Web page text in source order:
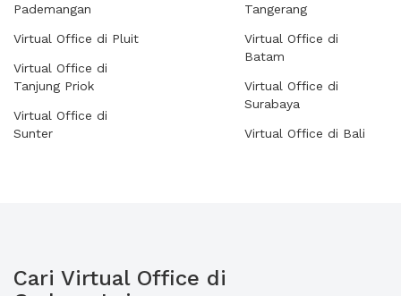
Pademangan
Virtual Office di Pluit
Virtual Office di
Tanjung Priok
Virtual Office di
Sunter
Tangerang
Virtual Office di
Batam
Virtual Office di
Surabaya
Virtual Office di Bali
Cari Virtual Office di